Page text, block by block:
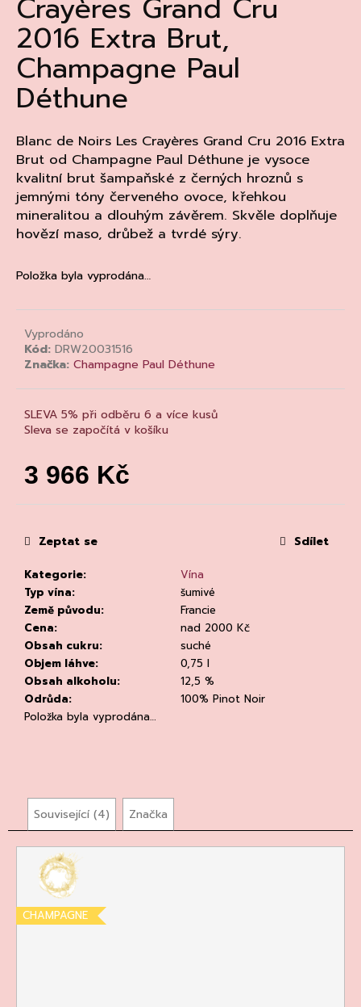
Crayères Grand Cru
2016 Extra Brut,
Champagne Paul
Déthune
Blanc de Noirs Les Crayères Grand Cru 2016 Extra
Brut od Champagne Paul Déthune je vysoce
kvalitní brut šampaňské z černých hroznů s
jemnými tóny červeného ovoce, křehkou
mineralitou a dlouhým závěrem. Skvěle doplňuje
hovězí maso, drůbež a tvrdé sýry.
Položka byla vyprodána…
Vyprodáno
Kód: DRW20031516
Značka: Champagne Paul Déthune
SLEVA 5% při odběru 6 a více kusů
Sleva se započítá v košíku
3 966 Kč
cena:
Kategorie:
Vína
Typ vína:
šumivé
Země původu:
Francie
Cena:
nad 2000 Kč
Obsah cukru:
suché
Objem láhve:
0,75 l
Obsah alkoholu:
12,5 %
Odrůda:
100% Pinot Noir
Položka byla vyprodána…
Zeptat se Sdílet
Související (4) Značka
CHAMPAGNE
a
j
í
t
?
HLEDAT
o
o
u
e
m
CHLADÍCÍ
TAŠKA
NA
VÍNO
PRO
BUSINNES
CLEAR
94
Kč
Původně:
135